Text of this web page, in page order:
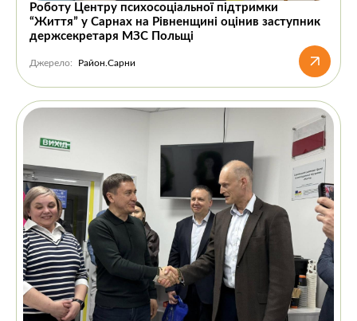
Роботу Центру психосоціальної підтримки
“Життя” у Сарнах на Рівненщині оцінив заступник
держсекретаря МЗС Польщі
Джерело: Район.Сарни